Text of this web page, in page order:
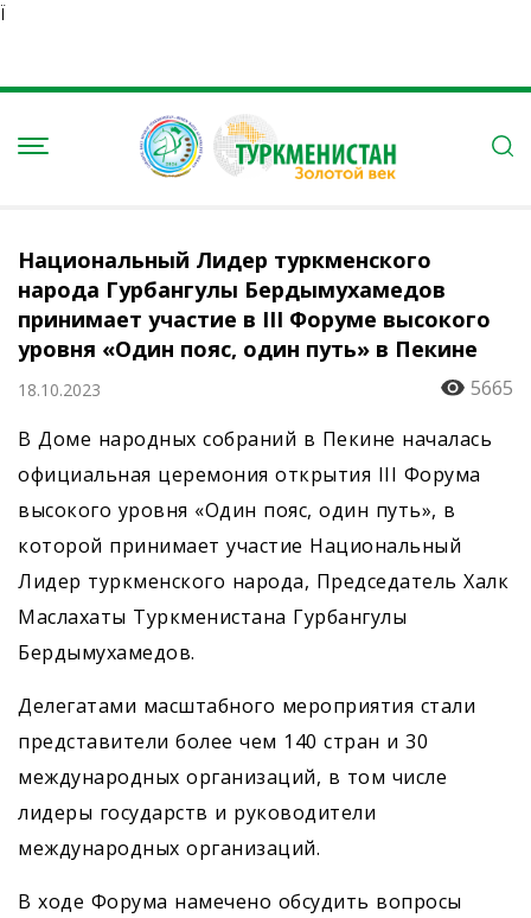
Ï
Национальный Лидер туркменского
народа Гурбангулы Бердымухамедов
принимает участие в III Форуме высокого
уровня «Один пояс, один путь» в Пекине
18.10.2023
5665
В Доме народных собраний в Пекине началась
официальная церемония открытия III Форума
высокого уровня «Один пояс, один путь», в
которой принимает участие Национальный
Лидер туркменского народа, Председатель Халк
Маслахаты Туркменистана Гурбангулы
Бердымухамедов.
Делегатами масштабного мероприятия стали
представители более чем 140 стран и 30
международных организаций, в том числе
лидеры государств и руководители
международных организаций.
В ходе Форума намечено обсудить вопросы